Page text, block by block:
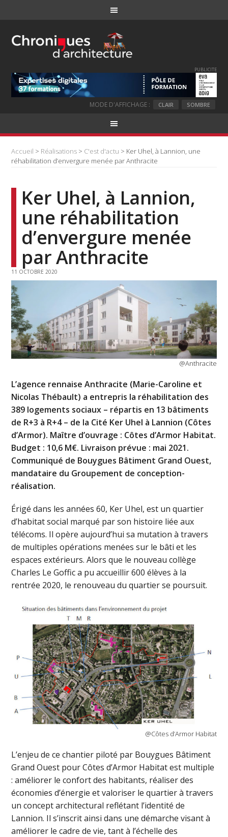
PUBLICITE
MODE D'AFFICHAGE : CLAIR SOMBRE
Accueil > Réalisations > C'est d'actu > Ker Uhel, à Lannion, une
réhabilitation d’envergure menée par Anthracite
Ker Uhel, à Lannion,
une réhabilitation
d’envergure menée
par Anthracite
11 OCTOBRE 2020
@Anthracite
L’agence rennaise Anthracite (Marie-Caroline et
Nicolas Thébault) a entrepris la réhabilitation des
389 logements sociaux – répartis en 13 bâtiments
de R+3 à R+4 – de la Cité Ker Uhel à Lannion (Côtes
d’Armor). Maître d’ouvrage : Côtes d’Armor Habitat.
Budget : 10,6 M€. Livraison prévue : mai 2021.
Communiqué de Bouygues Bâtiment Grand Ouest,
mandataire du Groupement de conception-
réalisation.
Érigé dans les années 60, Ker Uhel, est un quartier
d’habitat social marqué par son histoire liée aux
télécoms. Il opère aujourd’hui sa mutation à travers
de multiples opérations menées sur le bâti et les
espaces extérieurs. Alors que le nouveau collège
Charles Le Goffic a pu accueillir 600 élèves à la
rentrée 2020, le renouveau du quartier se poursuit.
@Côtes d’Armor Habitat
L’enjeu de ce chantier piloté par Bouygues Bâtiment
Grand Ouest pour Côtes d’Armor Habitat est multiple
: améliorer le confort des habitants, réaliser des
économies d’énergie et valoriser le quartier à travers
un concept architectural reflétant l’identité de
Lannion. Il s’inscrit ainsi dans une démarche visant à
améliorer le cadre de vie, tant à l’échelle des